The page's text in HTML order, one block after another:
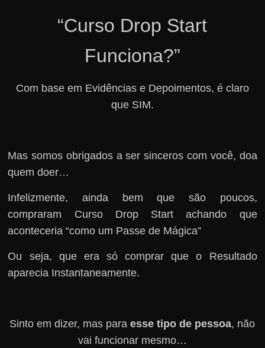
“Curso Drop Start
Funciona?”
Com base em Evidências e Depoimentos, é claro
que SIM.
Mas somos obrigados a ser sinceros com você, doa
quem doer…
Infelizmente, ainda bem que são poucos,
compraram Curso Drop Start achando que
aconteceria “como um Passe de Mágica”
Ou seja, que era só comprar que o Resultado
aparecia Instantaneamente.
Sinto em dizer, mas paraesse tipo de pessoa, não
vai funcionar mesmo…